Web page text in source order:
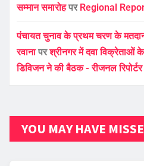
सम्मान समारोहपर Regional
पंचायत चुनाव के प्रथम चरण के मतदान
रवानापरश्रीनगर में दवा विक्रेताओं
डिविजन ने की बैठक - रीजनल रिपोर्टर
YOU MAY HAVE